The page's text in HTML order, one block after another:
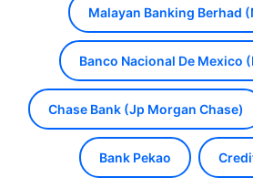
Malayan Banking Berhad
Banco Nacional De Mexico
Chase Bank (Jp Morgan Chase)
Bank Pekao